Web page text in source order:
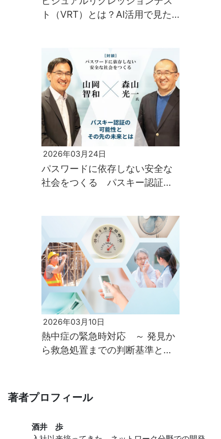
ト（VRT）とは？AI活用で見た
2026年03月24日
パスワードに依存しない安全な
社会をつくる パスキー認証の
2026年03月10日
熱中症の緊急時対応 ～ 発見か
ら救急処置までの判断基準と応
著者プロフィール
酒井 歩